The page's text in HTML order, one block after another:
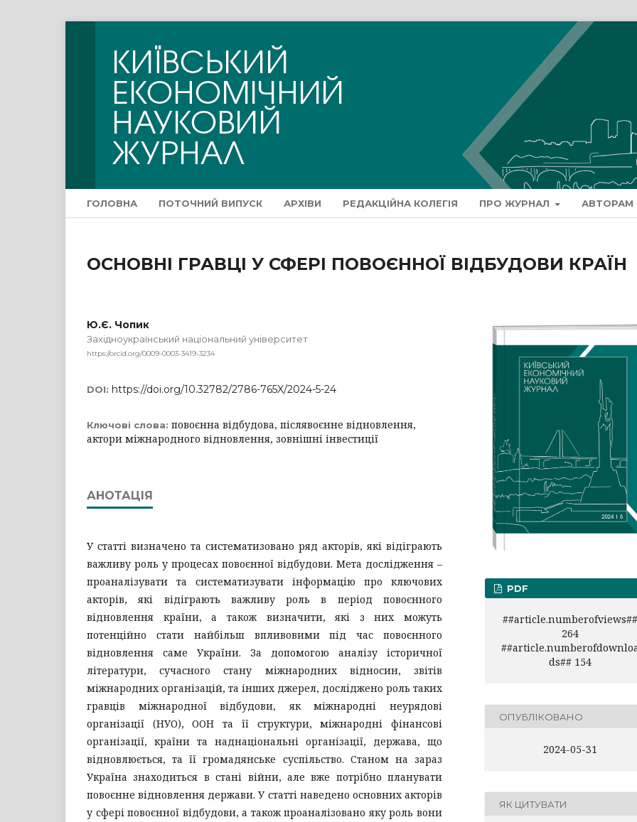
ГОЛОВНА ПОТОЧНИЙ ВИПУСК АРХІВИ РЕДАКЦІЙНА КОЛЕГІЯ ПРО ЖУРНАЛ АВТОРАМ
ОСНОВНІ ГРАВЦІ У СФЕРІ ПОВОЄННОЇ ВІДБУДОВИ КРАЇН
Ю.Є. Чопик
Західноукраїнський національний університет
https://orcid.org/0009-0003-3419-3234
DOI: https://doi.org/10.32782/2786-765X/2024-5-24
Ключові слова: повоєнна відбудова, післявоєнне відновлення,
актори міжнародного відновлення, зовнішні інвестиції
АНОТАЦІЯ
У статті визначено та систематизовано ряд акторів, які відіграють
важливу роль у процесах повоєнної відбудови. Мета дослідження –
проаналізувати та систематизувати інформацію про ключових
акторів, які відіграють важливу роль в період повоєнного
відновлення країни, а також визначити, які з них можуть
потенційно стати найбільш впливовими під час повоєнного
відновлення саме України. За допомогою аналізу історичної
літератури, сучасного стану міжнародних відносин, звітів
міжнародних організацій, та інших джерел, досліджено роль таких
гравців міжнародної відбудови, як міжнародні неурядові
організації (НУО), ООН та її структури, міжнародні фінансові
організації, країни та наднаціональні організації, держава, що
відновлюється, та її громадянське суспільство. Станом на зараз
Україна знаходиться в стані війни, але вже потрібно планувати
повоєнне відновлення держави. У статті наведено основних акторів
у сфері повоєнної відбудови, а також проаналізовано яку роль вони
PDF
##article.numberofviews##
264
ds## 154
ОПУБЛІКОВАНО
2024-05-31
ЯК ЦИТУВАТИ